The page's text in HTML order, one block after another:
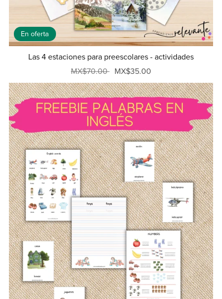
En oferta
Las 4 estaciones para preescolares - actividades
MX$70.00 MX$35.00